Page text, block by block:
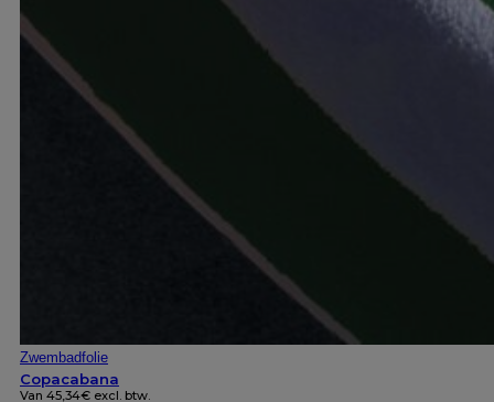
Zwembadfolie
Copacabana
Van 45,34€ excl. btw.